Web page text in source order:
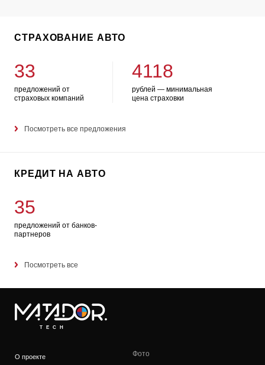
СТРАХОВАНИЕ АВТО
33
предложений от
страховых компаний
4118
рублей — минимальная
цена страховки
Посмотреть все предложения
КРЕДИТ НА АВТО
35
предложений от банков-
партнеров
Посмотреть все
TECH
О проекте
Фото